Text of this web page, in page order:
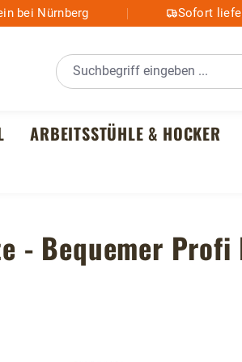
bei Nürnberg Sofort
ARBEITSSTÜHLE & HOCKER
- Bequemer